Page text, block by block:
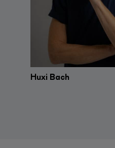
Huxi Bach